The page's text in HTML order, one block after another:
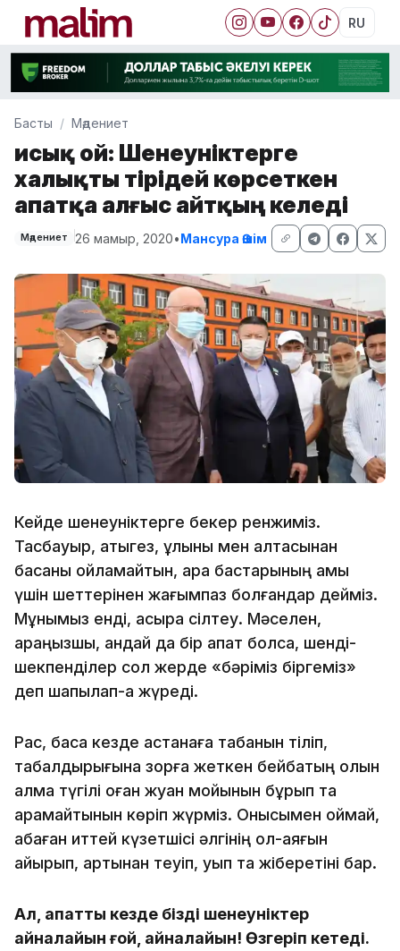
RU
Басты Мәдениет
Қисық ой: Шенеуніктерге
халықты тірідей көрсеткен
апатқа алғыс айтқың келеді
Мәдениет 26 мамыр, 2020•Мансура Әшім
Кейде шенеуніктерге бекер ренжиміз.
Тасбауыр, қатыгез, құлқыны мен қалтасынан
басқаны ойламайтын, қара бастарының қамы
үшін шеттерінен жағымпаз болғандар дейміз.
Мұнымыз енді, асыра сілтеу. Мәселен,
қараңызшы, қандай да бір апат болса, шенді-
шекпенділер сол жерде «бәріміз біргеміз»
деп шапқылап-ақ жүреді.
Рас, басқа кезде астанаға табанын тіліп,
табалдырығына зорға жеткен бейбақтың қолын
алмақ түгілі оған жуан мойынын бұрып та
қарамайтынын көріп жүрміз. Онысымен қоймай,
қабаған иттей күзетшісі әлгінің қол-аяғын
қайырып, артынан теуіп, қуып та жіберетіні бар.
Ал, апатты кезде біздің шенеуніктер
айналайын ғой, айналайын! Өзгеріп кетеді.